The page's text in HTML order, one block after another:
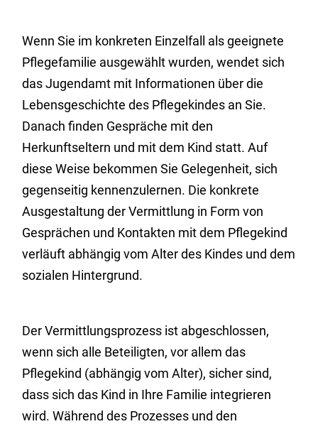
Wenn Sie im konkreten Einzelfall als geeignete
Pflegefamilie ausgewählt wurden, wendet sich
das Jugendamt mit Informationen über die
Lebensgeschichte des Pflegekindes an Sie.
Danach finden Gespräche mit den
Herkunftseltern und mit dem Kind statt. Auf
diese Weise bekommen Sie Gelegenheit, sich
gegenseitig kennenzulernen. Die konkrete
Ausgestaltung der Vermittlung in Form von
Gesprächen und Kontakten mit dem Pflegekind
verläuft abhängig vom Alter des Kindes und dem
sozialen Hintergrund.
Der Vermittlungsprozess ist abgeschlossen,
wenn sich alle Beteiligten, vor allem das
Pflegekind (abhängig vom Alter), sicher sind,
dass sich das Kind in Ihre Familie integrieren
wird. Während des Prozesses und den